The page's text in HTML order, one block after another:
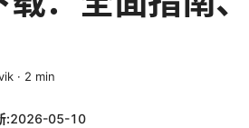
· 2 min
:2026-05-10